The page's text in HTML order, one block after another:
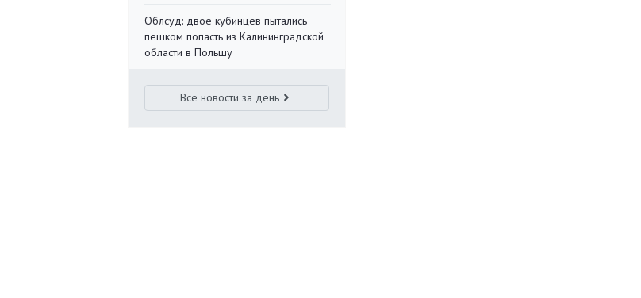
Облсуд: двое кубинцев пытались
пешком попасть из Калининградской
области в Польшу
Все новости за день